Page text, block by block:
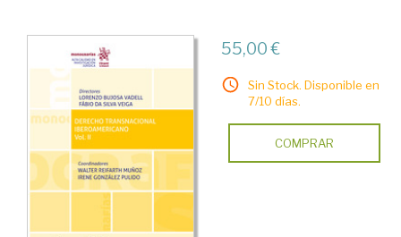
55,00 €
Sin Stock. Disponible en
7/10 días.
COMPRAR